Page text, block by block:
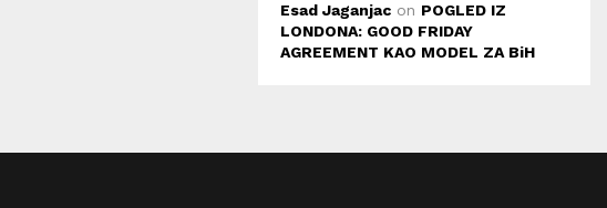
Esad Jaganjac on POGLED IZ
LONDONA: GOOD FRIDAY
AGREEMENT KAO MODEL ZA BiH